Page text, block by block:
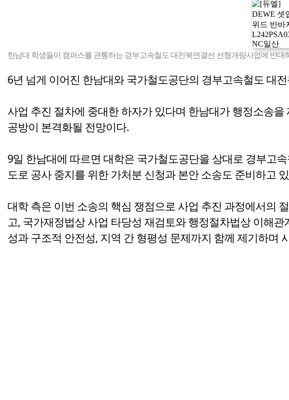
한남대 학생들이 캠퍼스를 관통하는 경부고속철도 대전북연결선 선형개량사업에 반대
6년 넘게 이어진 한남대와 국가철도공단의 경부고속철도 대
사업 추진 절차에 중대한 하자가 있다며 한남대가 행정소송
공방이 본격화될 전망이다.
9일 한남대에 따르면 대학은 국가철도공단을 상대로 경부고
도로 공사 중지를 위한 가처분 신청과 본안 소송도 준비하고
대학 측은 이번 소송의 핵심 쟁점으로 사업 추진 과정에서의
고, 국가재정법상 사업 타당성 재검토와 행정절차법상 이해
성과 구조적 안전성, 지역 간 형평성 문제까지 함께 제기하며